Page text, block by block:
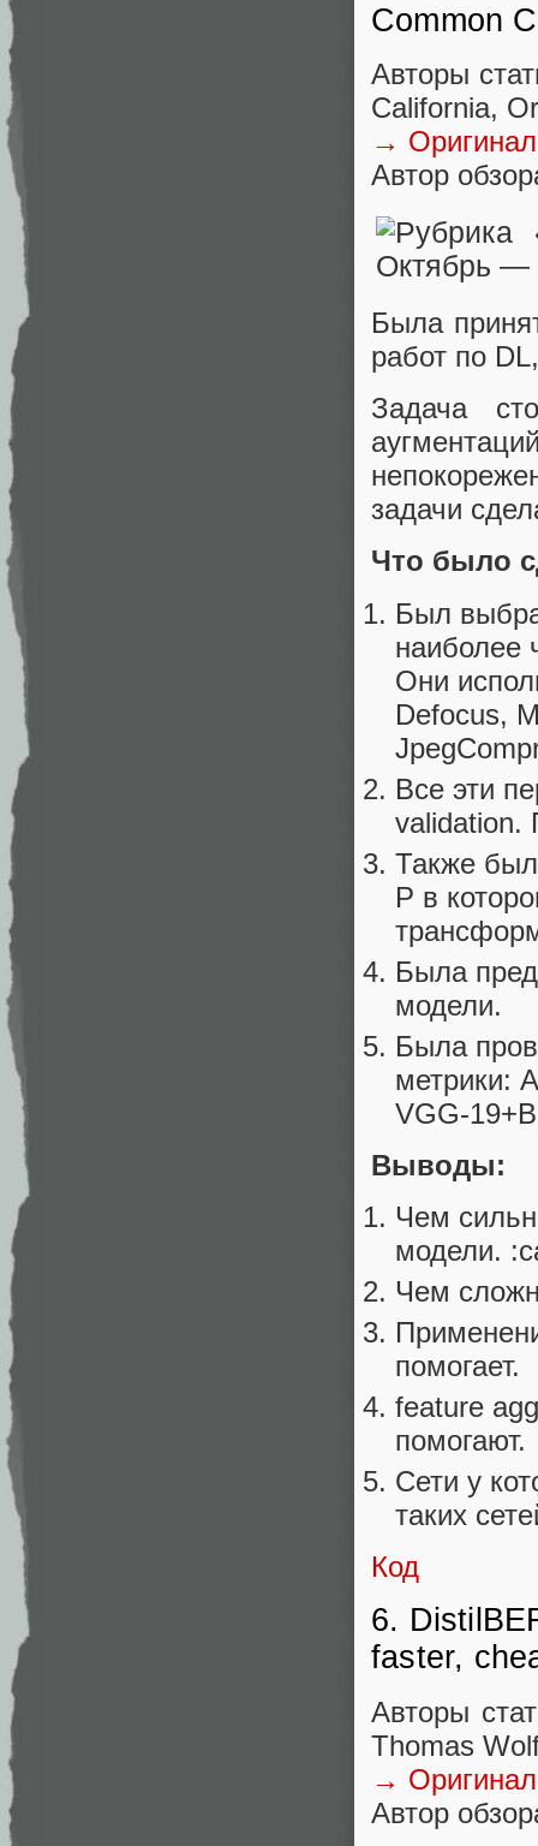
Common
Авторы
California,
→ Оригинал
Автор
Была
работ по
Задача
задачи
Что было
Был
наиболее
Они
Defocus,
Все эти
validation.
Также
P в
Была
модели.
Была
метрики:
VGG-
Выводы:
Чем
модели.
Чем
помогает.
feature
помогают.
Сети у
таких
Код
6.
faster,
Авторы
Thomas
→ Оригинал
Автор